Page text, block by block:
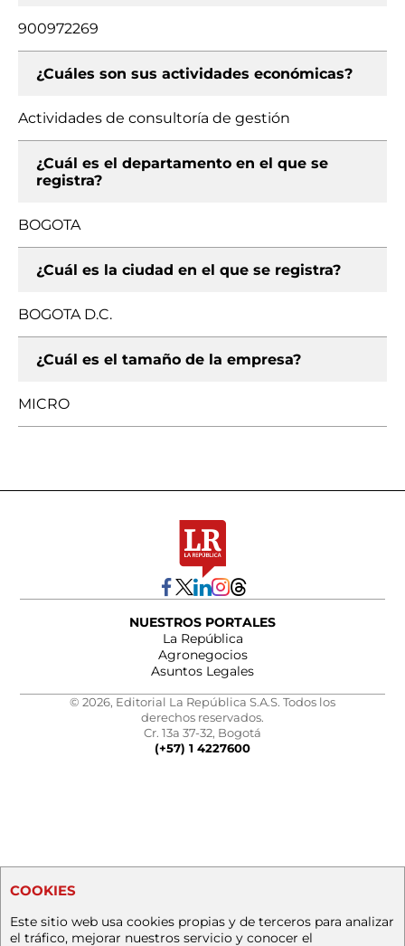
900972269
¿Cuáles son sus actividades económicas?
Actividades de consultoría de gestión
¿Cuál es el departamento en el que se
registra?
BOGOTA
¿Cuál es la ciudad en el que se registra?
BOGOTA D.C.
¿Cuál es el tamaño de la empresa?
MICRO
NUESTROS PORTALES
La República
Agronegocios
Asuntos Legales
© 2026, Editorial La República S.A.S. Todos los
derechos reservados.
Cr. 13a 37-32, Bogotá
(+57) 1 4227600
COOKIES
Este sitio web usa cookies propias y de terceros para analizar
el tráfico, mejorar nuestros servicio y conocer el